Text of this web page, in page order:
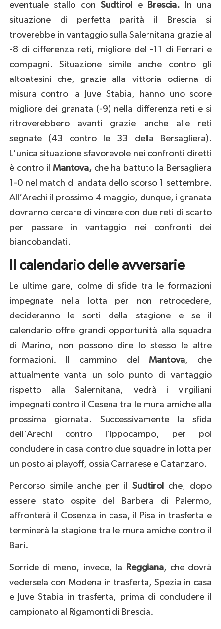
eventuale stallo conSudtirol e Brescia. In una
situazione di perfetta parità il Brescia si
troverebbe in vantaggio sulla Salernitana grazie al
-8 di differenza reti, migliore del -11 di Ferrari e
compagni. Situazione simile anche contro gli
altoatesini che, grazie alla vittoria odierna di
misura contro la Juve Stabia, hanno uno score
migliore dei granata (-9) nella differenza reti e si
ritroverebbero avanti grazie anche alle reti
segnate (43 contro le 33 della Bersagliera).
L’unica situazione sfavorevole nei confronti diretti
è contro il Mantova, che ha battuto la Bersagliera
1-0 nel match di andata dello scorso 1 settembre.
All’Arechi il prossimo 4 maggio, dunque, i granata
dovranno cercare di vincere con due reti di scarto
per passare in vantaggio nei confronti dei
biancobandati.
Il calendario delle avversarie
Le ultime gare, colme di sfide tra le formazioni
impegnate nella lotta per non retrocedere,
decideranno le sorti della stagione e se il
calendario offre grandi opportunità alla squadra
di Marino, non possono dire lo stesso le altre
formazioni. Il cammino del Mantova, che
attualmente vanta un solo punto di vantaggio
rispetto alla Salernitana, vedrà i virgiliani
impegnati contro il Cesena tra le mura amiche alla
prossima giornata. Successivamente la sfida
dell’Arechi contro l’Ippocampo, per poi
concludere in casa contro due squadre in lotta per
un posto ai playoff, ossia Carrarese e Catanzaro.
Percorso simile anche per ilSudtirol che, dopo
essere stato ospite del Barbera di Palermo,
affronterà il Cosenza in casa, il Pisa in trasferta e
terminerà la stagione tra le mura amiche contro il
Bari.
Sorride di meno, invece, la Reggiana, che dovrà
vedersela con Modena in trasferta, Spezia in casa
e Juve Stabia in trasferta, prima di concludere il
campionato al Rigamonti di Brescia.